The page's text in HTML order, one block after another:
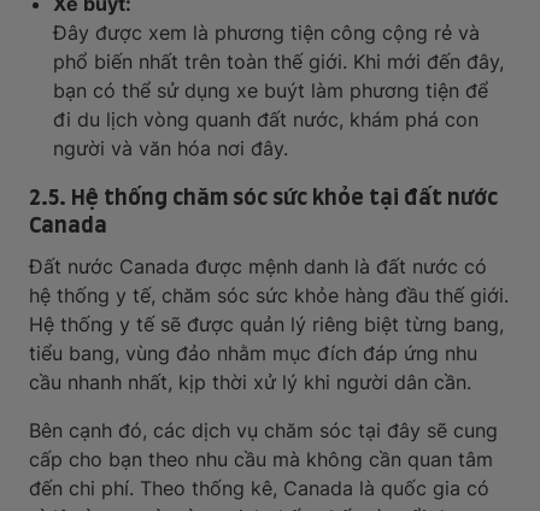
Đây được xem là phương tiện công cộng rẻ và
phổ biến nhất trên toàn thế giới. Khi mới đến đây,
bạn có thể sử dụng xe buýt làm phương tiện để
đi du lịch vòng quanh đất nước, khám phá con
người và văn hóa nơi đây.
2.5. Hệ thống chăm sóc sức khỏe tại đất nước
Canada
Đất nước Canada được mệnh danh là đất nước có
hệ thống y tế, chăm sóc sức khỏe hàng đầu thế giới.
Hệ thống y tế sẽ được quản lý riêng biệt từng bang,
tiểu bang, vùng đảo nhằm mục đích đáp ứng nhu
cầu nhanh nhất, kịp thời xử lý khi người dân cần.
Bên cạnh đó, các dịch vụ chăm sóc tại đây sẽ cung
cấp cho bạn theo nhu cầu mà không cần quan tâm
đến chi phí. Theo thống kê, Canada là quốc gia có